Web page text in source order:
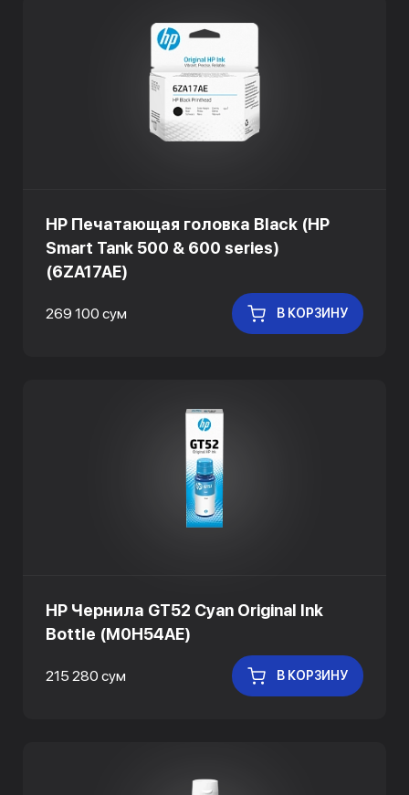
HP Печатающая головка Black (HP
Smart Tank 500 & 600 series)
(6ZA17AE)
269 100 сум В КОРЗИНУ
HP Чернила GT52 Cyan Original Ink
Bottle (M0H54AE)
215 280 сум В КОРЗИНУ